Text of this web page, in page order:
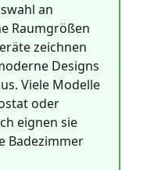
an
Raumgrößen
zeichnen
Designs
Viele Modelle
oder
eignen sie
Badezimmer